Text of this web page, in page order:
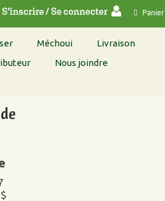
Panier
Méchoui
Livraison
Nous joindre